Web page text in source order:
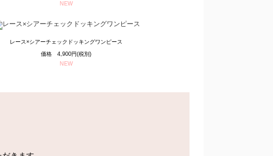
NEW
レース×シアーチェックドッキングワンピース
価格 4,900円(税別)
NEW